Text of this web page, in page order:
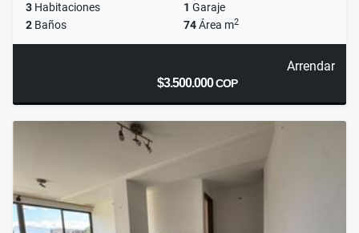
3 Habitaciones 1 Garaje
2 Baños 74Área m2
Arrendar
$3.500.000COP